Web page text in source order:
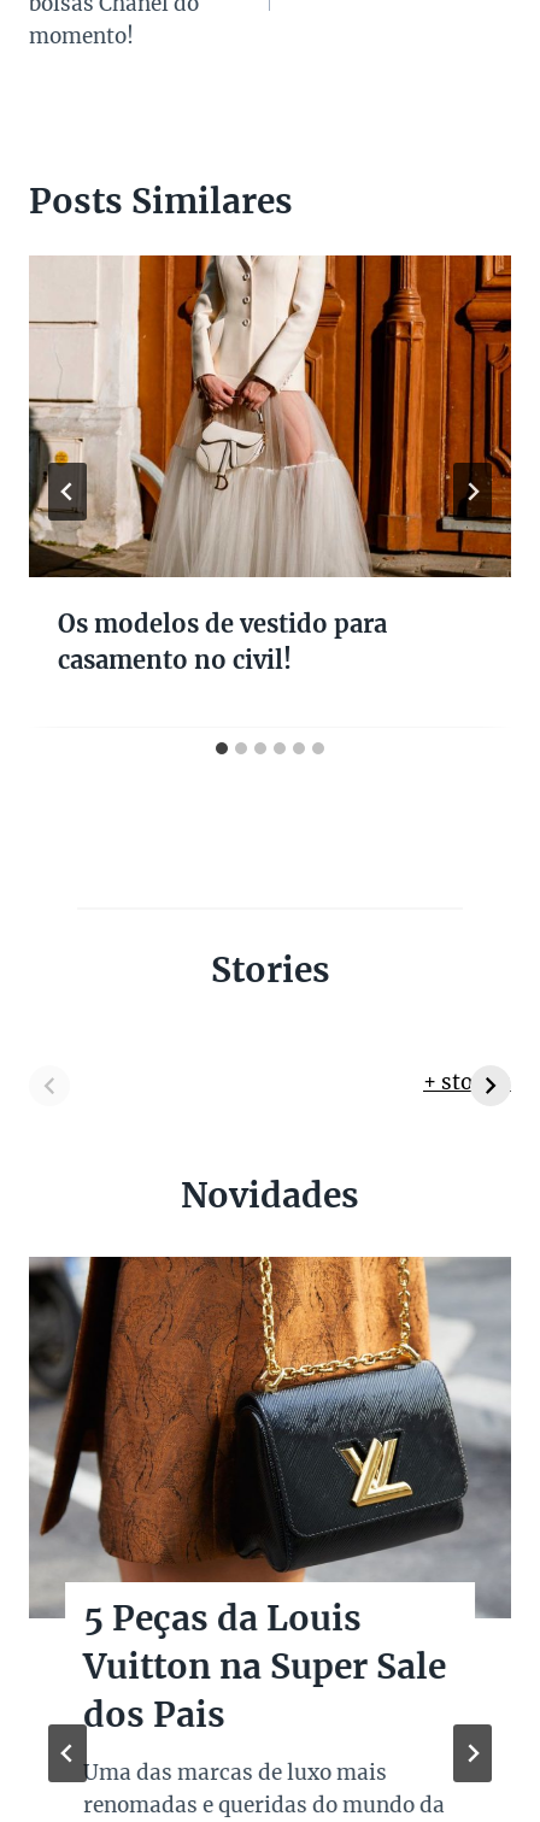
momento!
Posts Similares
Os modelos de vestido para
casamento no civil!
Stories
+ stories
Novidades
5 Peças da Louis
Vuitton na Super Sale
dos Pais
Uma das marcas de luxo mais
renomadas e queridas do mundo da